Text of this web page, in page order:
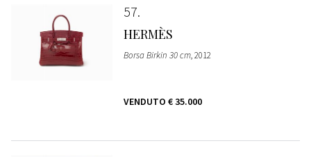
57
HERMÈS
Borsa Birkin 30 cm, 2012
VENDUTO € 35.000